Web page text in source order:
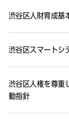
渋谷区人財育成基
渋谷区スマートシ
渋谷区人権を尊重
動指針